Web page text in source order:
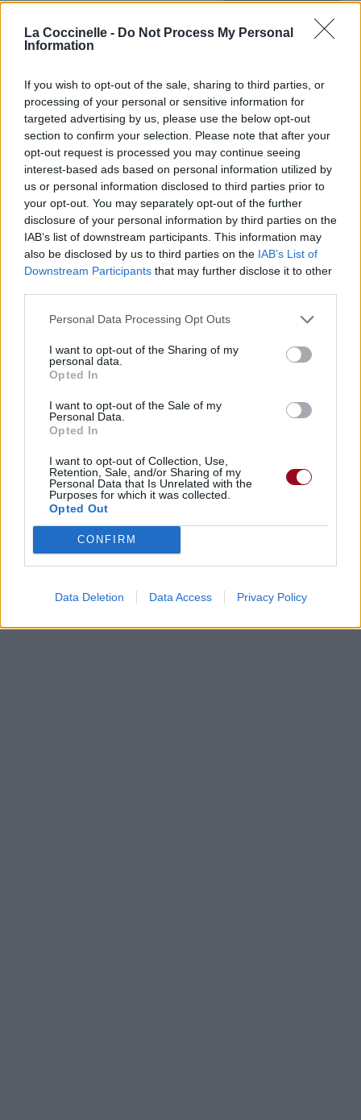
La Coccinelle - Do Not Process My Personal
Information
If you wish to opt-out of the sale, sharing to third parties, or
processing of your personal or sensitive information for
targeted advertising by us, please use the below opt-out
section to confirm your selection. Please note that after your
opt-out request is processed you may continue seeing
interest-based ads based on personal information utilized by
us or personal information disclosed to third parties prior to
your opt-out. You may separately opt-out of the further
disclosure of your personal information by third parties on the
IAB’s list of downstream participants. This information may
also be disclosed by us to third parties on the IAB’s List of
Downstream Participants that may further disclose it to other
Personal Data Processing Opt Outs
I want to opt-out of the Sharing of my
personal data.
Opted In
I want to opt-out of the Sale of my
Personal Data.
Opted In
I want to opt-out of Collection, Use,
Retention, Sale, and/or Sharing of my
Personal Data that Is Unrelated with the
Purposes for which it was collected.
Opted Out
CONFIRM
Data Deletion Data Access Privacy Policy
Paroles + Traduction Téléchargement
Vidéos
Commentaires
Dire «merci» pour cette traduction Corriger une erreur